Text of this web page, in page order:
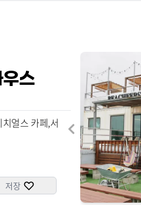
스
얼스 카페,서
저장